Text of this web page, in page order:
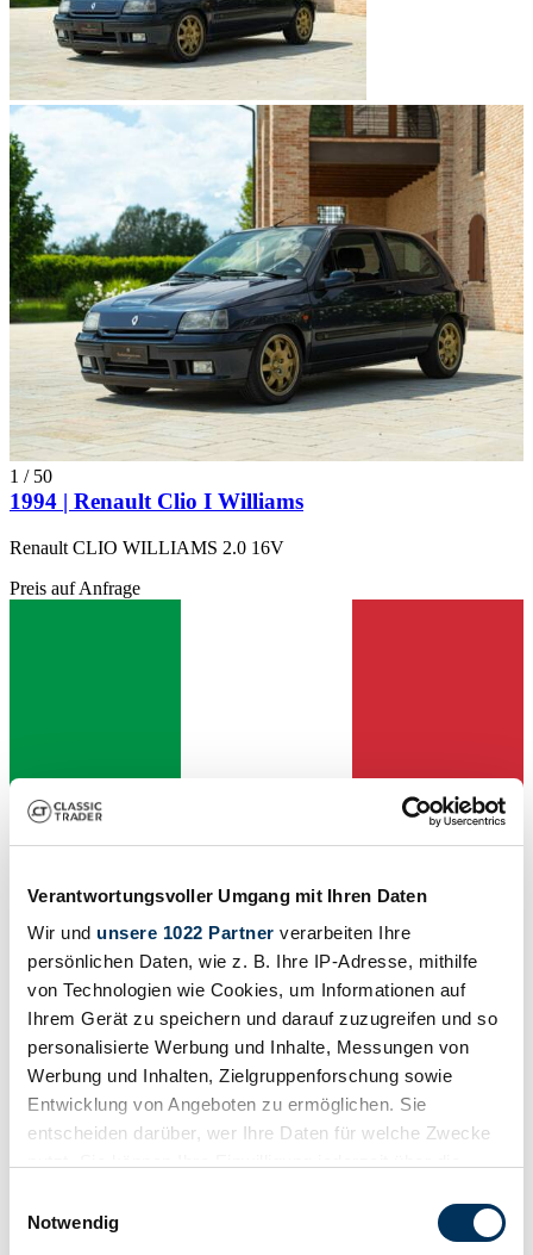
Verantwortungsvoller Umgang mit Ihren Daten
Wir und unsere 1022 Partner verarbeiten Ihre
persönlichen Daten, wie z. B. Ihre IP-Adresse, mithilfe
von Technologien wie Cookies, um Informationen auf
Ihrem Gerät zu speichern und darauf zuzugreifen und so
personalisierte Werbung und Inhalte, Messungen von
Werbung und Inhalten, Zielgruppenforschung sowie
Entwicklung von Angeboten zu ermöglichen. Sie
entscheiden darüber, wer Ihre Daten für welche Zwecke
Trigger Symbol ändern oder widerrufen
Notwendig
1 / 50
1994 | Renault Clio I Williams
Renault CLIO WILLIAMS 2.0 16V
Preis auf Anfrage
Händler
Baureihe
Typ 57
Karosserieform
Kleinwagen
Tachostand (abgelesen)
184.816 km
108 / 147